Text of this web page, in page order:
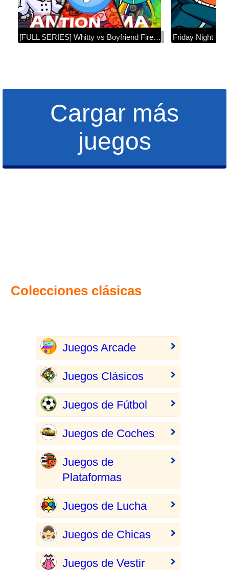
[FULL SERIES] Whitty vs Boyfriend Fire Fight (Friday Night Funkin' Animation)
Cargar más
juegos
Colecciones clásicas
Juegos Arcade
Juegos Clásicos
Juegos de Fútbol
Juegos de Coches
Juegos de
Plataformas
Juegos de Lucha
Juegos de Chicas
Juegos de Vestir